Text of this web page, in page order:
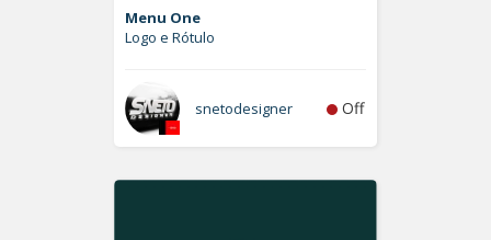
Menu One
Logo e Rótulo
snetodesigner Off